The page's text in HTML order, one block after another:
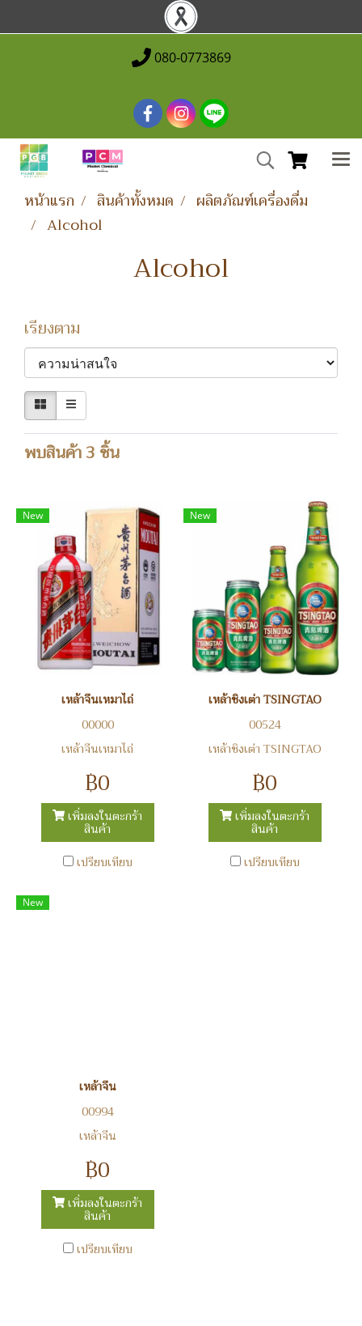
080-0773869
หน้าแรก สินค้าทั้งหมด
ผลิตภัณฑ์เครื่องดื่ม
Alcohol
Alcohol
เรียงตาม
พบสินค้า 3 ชิ้น
New
เหล้าจีนเหมาไถ่
00000
เหล้าจีนเหมาไถ่
฿0
เพิ่มลงในตะกร้า
สินค้า
เปรียบเทียบ
New
เหล้าชิงเต่า TSINGTAO
00524
เหล้าชิงเต่า TSINGTAO
฿0
เพิ่มลงในตะกร้า
สินค้า
เปรียบเทียบ
New
เหล้าจีน
00994
เหล้าจีน
฿0
เพิ่มลงในตะกร้า
สินค้า
เปรียบเทียบ